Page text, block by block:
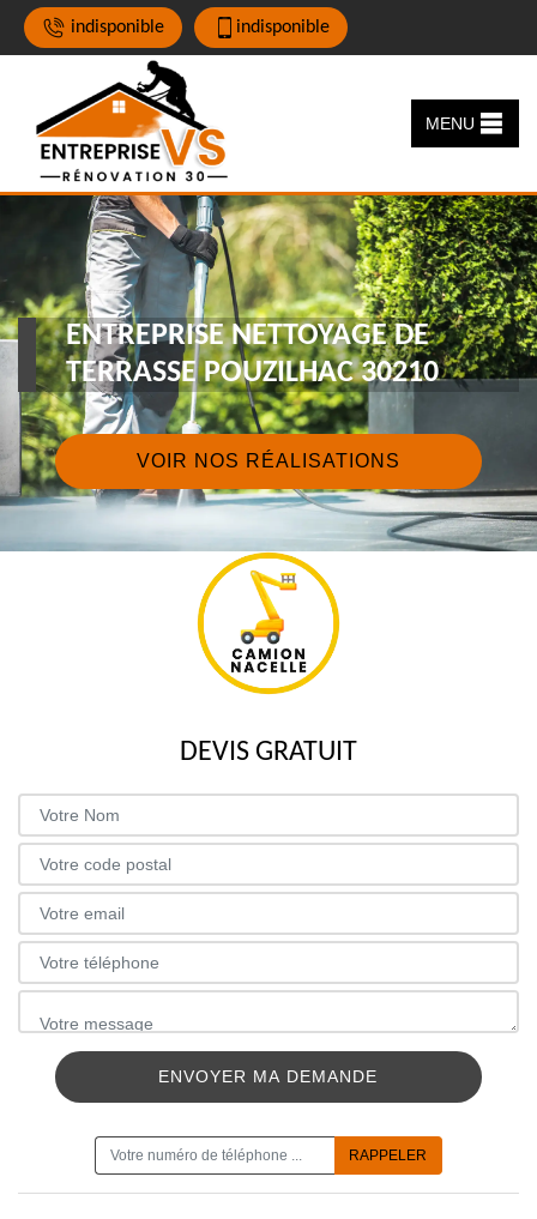
indisponible indisponible
MENU
ENTREPRISE NETTOYAGE DE
TERRASSE POUZILHAC 30210
VOIR NOS RÉALISATIONS
DEVIS GRATUIT